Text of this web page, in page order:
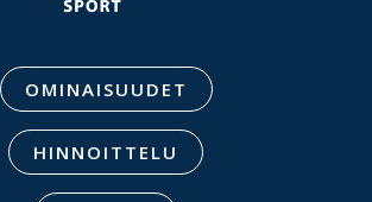
OMINAISUUDET
HINNOITTELU